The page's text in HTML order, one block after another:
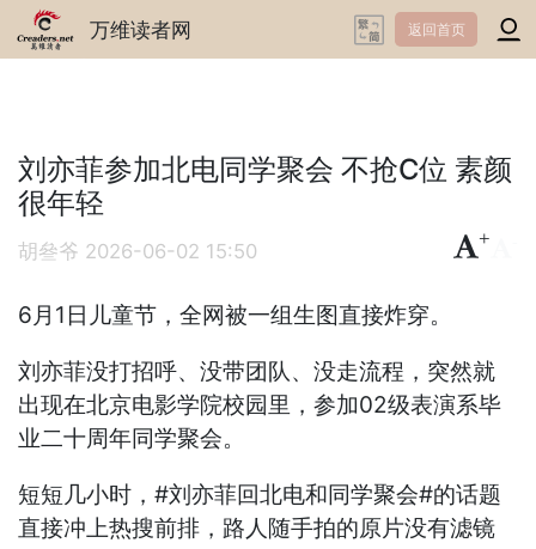
万维读者网 返回首页
刘亦菲参加北电同学聚会 不抢C位 素颜
很年轻
胡叄爷 2026-06-02 15:50
+
6月1日儿童节，全网被一组生图直接炸穿。
刘亦菲没打招呼、没带团队、没走流程，突然就
出现在北京电影学院校园里，参加02级表演系毕
业二十周年同学聚会。
短短几小时，#刘亦菲回北电和同学聚会#的话题
直接冲上热搜前排，路人随手拍的原片没有滤镜